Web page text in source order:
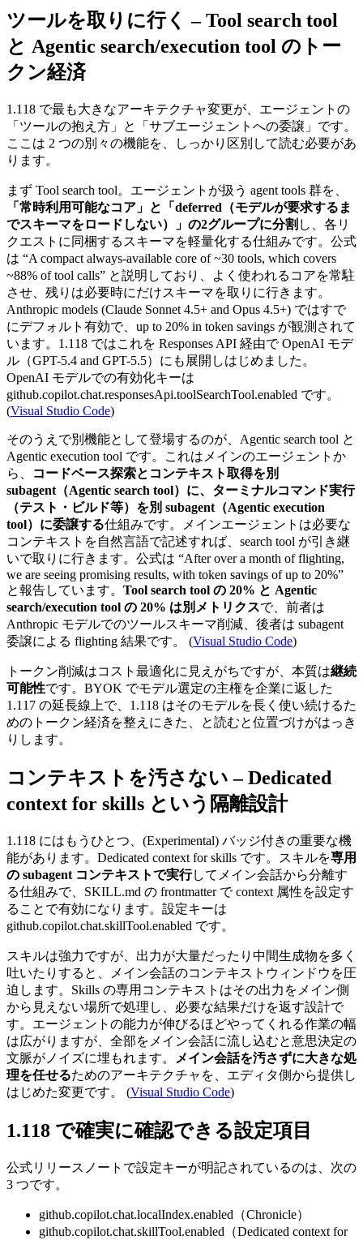
ツールを取りに行く – Tool search tool
と Agentic search/execution tool のトー
クン経済
1.118 で最も大きなアーキテクチャ変更が、エージェントの
「ツールの抱え方」と「サブエージェントへの委譲」です。
ここは 2 つの別々の機能を、しっかり区別して読む必要があ
ります。
まず Tool search tool。エージェントが扱う agent tools 群を、
「常時利用可能なコア」と「deferred（モデルが要求するま
でスキーマをロードしない）」の2グループに分割 し、各リ
クエストに同梱するスキーマを軽量化する仕組みです。公式
は “A compact always-available core of ~30 tools, which covers
~88% of tool calls” と説明しており、よく使われるコアを常駐
させ、残りは必要時にだけスキーマを取りに行きます。
Anthropic models (Claude Sonnet 4.5+ and Opus 4.5+) ではすで
にデフォルト有効で、 up to 20% in token savings が観測されて
います。1.118 ではこれを Responses API 経由で OpenAI モデ
ル（GPT-5.4 and GPT-5.5）にも展開しはじめました。
OpenAI モデルでの有効化キーは
github.copilot.chat.responsesApi.toolSearchTool.enabled です。
(Visual Studio Code)
そのうえで別機能として登場するのが、Agentic search tool と
Agentic execution tool です。これはメインのエージェントか
ら、
コードベース探索とコンテキスト取得を別
subagent（Agentic search tool）に、ターミナルコマンド実行
（テスト・ビルド等）を別 subagent（Agentic execution
tool）に委譲する仕組みです。メインエージェントは必要な
コンテキストを自然言語で記述すれば、search tool が引き継
いで取りに行きます。公式は “After over a month of flighting,
we are seeing promising results, with token savings of up to 20%”
と報告しています。 Tool search tool の 20% と Agentic
search/execution tool の 20% は別メトリクスで、前者は
Anthropic モデルでのツールスキーマ削減、後者は subagent
委譲による flighting 結果です。 (Visual Studio Code)
トークン削減はコスト最適化に見えがちですが、本質は継続
可能性です。BYOK でモデル選定の主権を企業に返した
1.117 の延長線上で、1.118 はそのモデルを長く使い続けるた
めのトークン経済を整えにきた、と読むと位置づけがはっき
りします。
コンテキストを汚さない – Dedicated
context for skills という隔離設計
1.118 にはもうひとつ、 (Experimental) バッジ付きの重要な機
能があります。Dedicated context for skills です。スキルを専用
の subagent コンテキストで実行してメイン会話から分離す
る仕組みで、 SKILL.md の frontmatter でcontext 属性を設定す
ることで有効になります。設定キーは
github.copilot.chat.skillTool.enabled です。
スキルは強力ですが、出力が大量だったり中間生成物を多く
吐いたりすると、メイン会話のコンテキストウィンドウを圧
迫します。Skills の専用コンテキストはその出力をメイン側
から見えない場所で処理し、必要な結果だけを返す設計で
す。エージェントの能力が伸びるほどやってくれる作業の幅
は広がりますが、全部をメイン会話に流し込むと意思決定の
文脈がノイズに埋もれます。
メイン会話を汚さずに大きな処
理を任せるためのアーキテクチャを、エディタ側から提供し
はじめた変更です。 (Visual Studio Code)
1.118 で確実に確認できる設定項目
公式リリースノートで設定キーが明記されているのは、次の
3 つです。
github.copilot.chat.localIndex.enabled （Chronicle）
github.copilot.chat.skillTool.enabled （Dedicated context for